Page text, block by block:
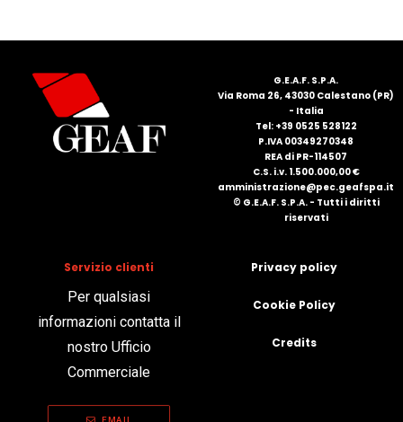
G.E.A.F. S.P.A.
Via Roma 26, 43030 Calestano (PR)
- Italia
Tel: +39 0525 528122
P.IVA 00349270348
REA di PR-114507
C.S. i.v. 1.500.000,00 €
amministrazione@pec.geafspa.it
© G.E.A.F. S.P.A. - Tutti i diritti
riservati
Servizio clienti
Per qualsiasi
informazioni contatta il
nostro Ufficio
Commerciale
Privacy policy
Cookie Policy
Credits